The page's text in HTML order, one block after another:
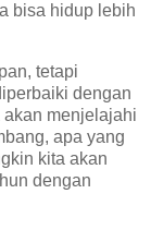
bisa hidup lebih
tetapi
dengan
menjelajahi
apa yang
kita akan
dengan